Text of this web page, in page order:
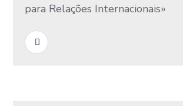
para Relações Internacionais»